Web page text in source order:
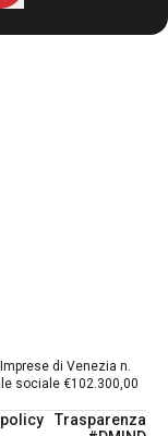
Imprese di Venezia n.
sociale €102.300,00
Trasparenza